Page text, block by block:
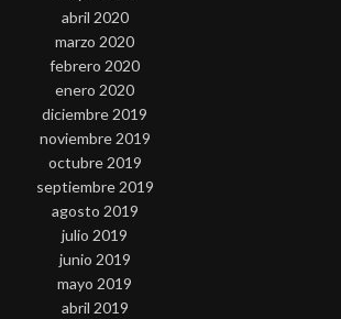
abril 2020
marzo 2020
febrero 2020
enero 2020
diciembre 2019
noviembre 2019
octubre 2019
septiembre 2019
agosto 2019
julio 2019
junio 2019
mayo 2019
abril 2019